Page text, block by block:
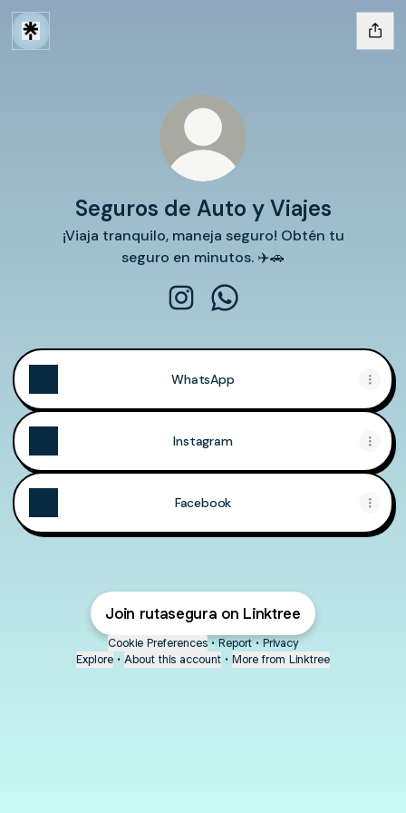
Seguros de Auto y Viajes
¡Viaja tranquilo, maneja seguro! Obtén tu
seguro en minutos. ✈️🚗
WhatsApp
Instagram
Facebook
Join rutasegura on Linktree
Cookie Preferences • Report • Privacy
Explore • About this account • More from Linktree